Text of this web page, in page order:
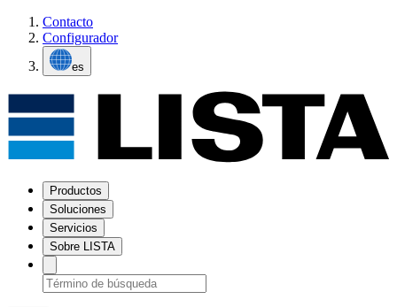
Contacto
Configurador
es
Productos
Soluciones
Servicios
Sobre LISTA